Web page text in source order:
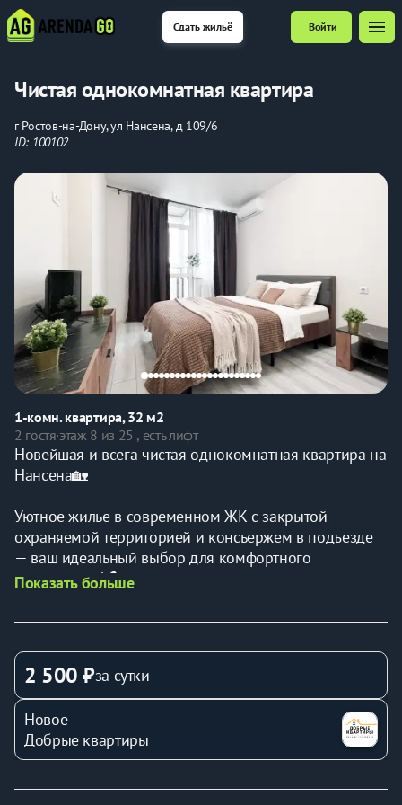
Сдать жильё Войти menu
Чистая однокомнатная квартира
г Ростов-на-Дону, ул Нансена, д 109/6
ID: 100102
1-комн. квартира, 32 м2
2 гостя·этаж 8 из 25 , есть лифт
Новейшая и всега чистая однокомнатная квартира на
Нансена🏡
Уютное жилье в современном ЖК с закрытой
охраняемой территорией и консьержем в подъезде
— ваш идеальный выбор для комфортного
проживания! 🔒
Что вас ждет в квартире?
В квартиру можно заказать вкусный завтрак от наших
партнеров сети ресторанов Сицилия! (вся
информация после бронирования)
В квартиру можно заказать вкусный завтрак от наших
партнеров сети ресторанов Сицилия! (вся
информация после бронирования)
Полотенца, постельные принадлежности — всё для
Показать больше
2 500 ₽за сутки
Новое
Добрые квартиры